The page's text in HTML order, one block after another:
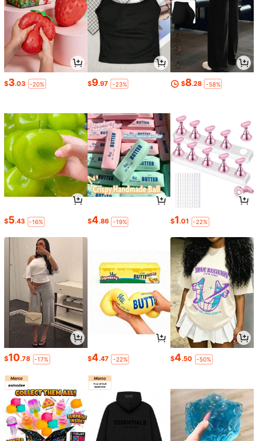
$3.03 -20% $9.97 -23% $8.28 -58%
$5.43 -16% $4.86 -19% $1.01 -22%
$10.78 -17% $4.47 -22% $4.50 -50%